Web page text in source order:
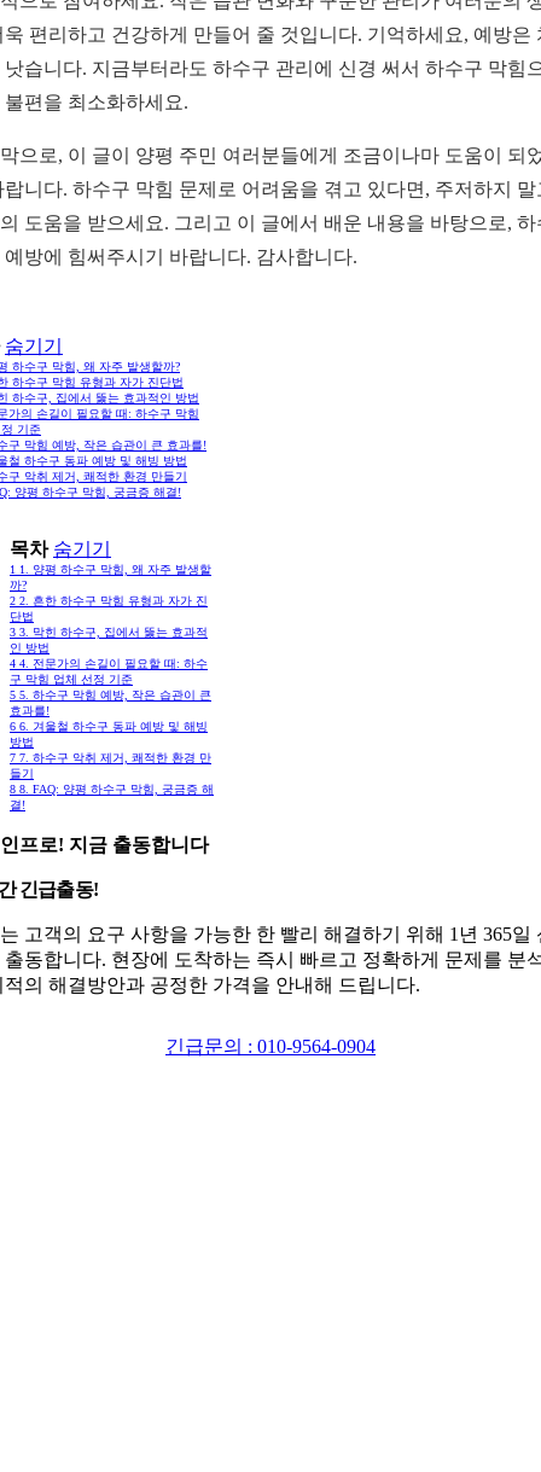
욱 편리하고 건강하게 만들어 줄 것입니다. 기억하세요, 예방은
낫습니다. 지금부터라도 하수구 관리에 신경 써서 하수구 막힘
불편을 최소화하세요.
으로, 이 글이 양평 주민 여러분들에게 조금이나마 도움이 되
랍니다. 하수구 막힘 문제로 어려움을 겪고 있다면, 주저하지 말
도움을 받으세요. 그리고 이 글에서 배운 내용을 바탕으로, 하
예방에 힘써주시기 바랍니다. 감사합니다.
숨기기
하수구 막힘, 왜 자주 발생할까?
하수구 막힘 유형과 자가 진단법
하수구, 집에서 뚫는 효과적인 방법
가의 손길이 필요할 때: 하수구 막힘
기준
구 막힘 예방, 작은 습관이 큰 효과를!
철 하수구 동파 예방 및 해빙 방법
구 악취 제거, 쾌적한 환경 만들기
양평 하수구 막힘, 궁금증 해결!
목차 숨기기
1 1. 양평 하수구 막힘, 왜 자주 발생할
까?
2 2. 흔한 하수구 막힘 유형과 자가 진
단법
3 3. 막힌 하수구, 집에서 뚫는 효과적
인 방법
4 4. 전문가의 손길이 필요할 때: 하수
구 막힘 업체 선정 기준
5 5. 하수구 막힘 예방, 작은 습관이 큰
효과를!
6 6. 겨울철 하수구 동파 예방 및 해빙
방법
7 7. 하수구 악취 제거, 쾌적한 환경 만
들기
8 8. FAQ: 양평 하수구 막힘, 궁금증 해
결!
프로! 지금 출동합니다
긴급출동!
고객의 요구 사항을 가능한 한 빨리 해결하기 위해 1년 365일
출동합니다. 현장에 도착하는 즉시 빠르고 정확하게 문제를 분
적의 해결방안과 공정한 가격을 안내해 드립니다.
긴급문의 : 010-9564-0904